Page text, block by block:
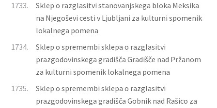
1733.
Sklep o razglasitvi stanovanjskega bloka Meksika
na Njegoševi cesti v Ljubljani za kulturni spomenik
lokalnega pomena
1734.
Sklep o spremembi sklepa o razglasitvi
prazgodovinskega gradišča Gradišče nad Pržanom
za kulturni spomenik lokalnega pomena
1735.
Sklep o spremembi sklepa o razglasitvi
prazgodovinskega gradišča Gobnik nad Rašico za